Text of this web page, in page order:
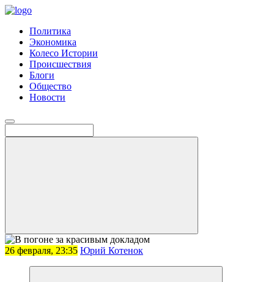
Политика
Экономика
Колесо Истории
Происшествия
Блоги
Общество
Новости
26 февраля, 23:35 Юрий Котенок